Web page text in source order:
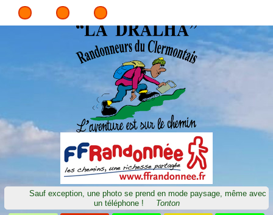
Sauf exception, une photo se prend en mode paysage, même avec
un téléphone !
Tonton